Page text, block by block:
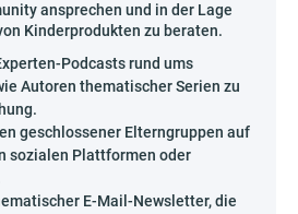
ansprechen und in der Lage
Kinderprodukten zu beraten.
Podcasts rund ums
Autoren thematischer Serien zu
geschlossener Elterngruppen auf
sozialen Plattformen oder
E-Mail-Newsletter, die